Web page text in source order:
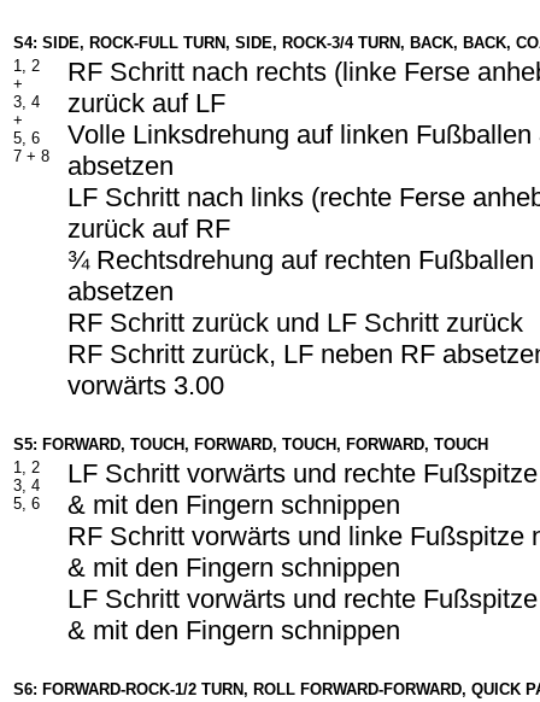
S4: SIDE, ROCK-FULL TURN, SIDE, ROCK-3/4 TURN, BACK, BACK,
1, 2
+
3, 4
+
5, 6
7 + 8
RF Schritt nach rechts (linke Ferse
zurück auf LF
Volle Linksdrehung auf linken
absetzen
LF Schritt nach links (rechte Ferse
zurück auf RF
¾ Rechtsdrehung auf rechten
absetzen
RF Schritt zurück und LF Schritt zurück
RF Schritt zurück, LF neben RF
vorwärts 3.00
S5: FORWARD, TOUCH, FORWARD, TOUCH, FORWARD, TOUCH
1, 2
3, 4
5, 6
LF Schritt vorwärts und rechte
& mit den Fingern schnippen
RF Schritt vorwärts und linke Fußspitze
& mit den Fingern schnippen
LF Schritt vorwärts und rechte
& mit den Fingern schnippen
S6: FORWARD-ROCK-1/2 TURN, ROLL FORWARD-FORWARD, QUICK